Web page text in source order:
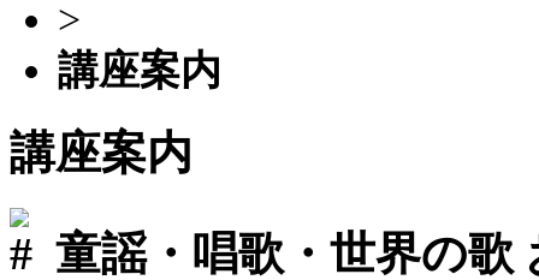
>
講座案内
講座案内
童謡・唱歌・世界の歌